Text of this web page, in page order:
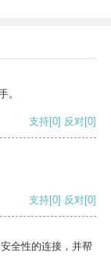
。
支持[0] 反对[0]
支持[0] 反对[0]
全性的连接，并帮